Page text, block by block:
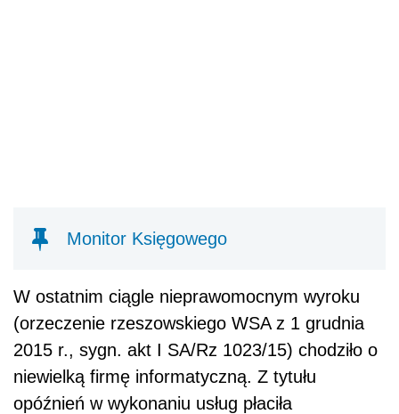
Monitor Księgowego
W ostatnim ciągle nieprawomocnym wyroku
(orzeczenie rzeszowskiego WSA z 1 grudnia
2015 r., sygn. akt I SA/Rz 1023/15) chodziło o
niewielką firmę informatyczną. Z tytułu
opóźnień w wykonaniu usług płaciła